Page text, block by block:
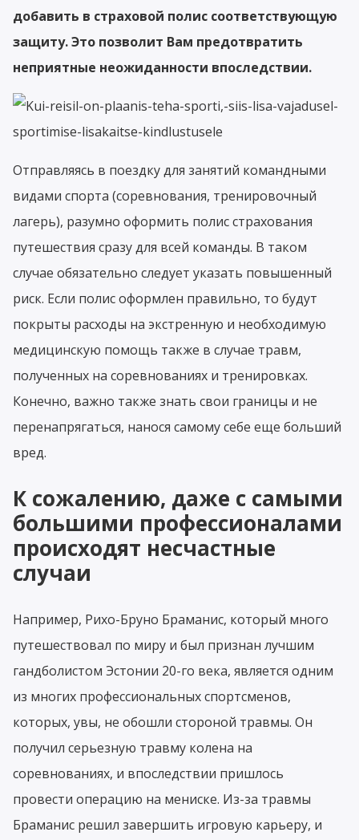
добавить в страховой полис соответствующую
защиту. Это позволит Вам предотвратить
неприятные неожиданности впоследствии.
Отправляясь в поездку для занятий командными
видами спорта (соревнования, тренировочный
лагерь), разумно оформить полис страхования
путешествия сразу для всей команды. В таком
случае обязательно следует указать повышенный
риск. Если полис оформлен правильно, то будут
покрыты расходы на экстренную и необходимую
медицинскую помощь также в случае травм,
полученных на соревнованиях и тренировках.
Конечно, важно также знать свои границы и не
перенапрягаться, нанося самому себе еще больший
вред.
К сожалению, даже с самыми
большими профессионалами
происходят несчастные
случаи
Например, Рихо-Бруно Браманис, который много
путешествовал по миру и был признан лучшим
гандболистом Эстонии 20-го века, является одним
из многих профессиональных спортсменов,
которых, увы, не обошли стороной травмы. Он
получил серьезную травму колена на
соревнованиях, и впоследствии пришлось
провести операцию на мениске. Из-за травмы
Браманис решил завершить игровую карьеру, и